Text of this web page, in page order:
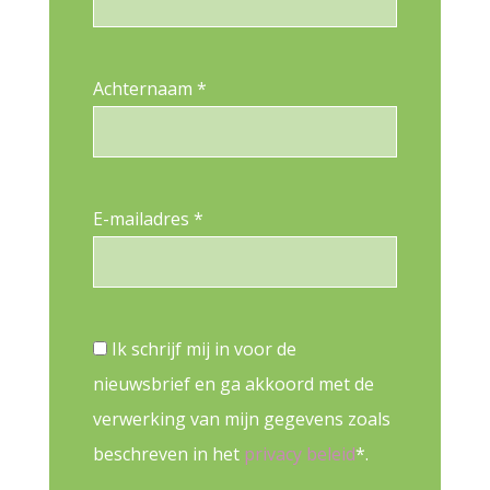
Achternaam *
E-mailadres *
Ik schrijf mij in voor de
nieuwsbrief en ga akkoord met de
verwerking van mijn gegevens zoals
beschreven in het privacy beleid*.